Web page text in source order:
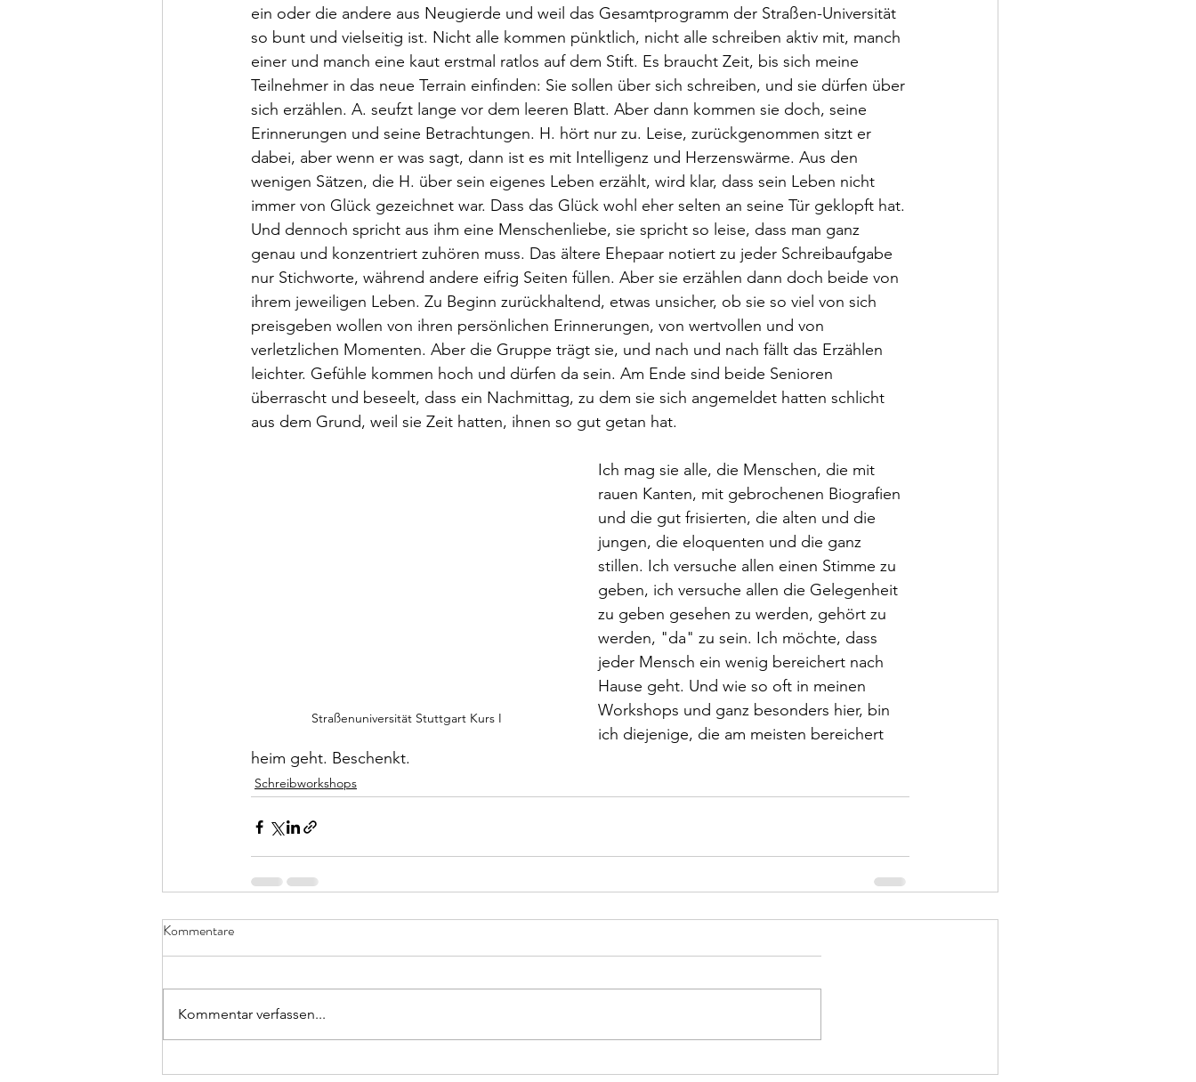
ein oder die andere aus Neugierde und weil das Gesamtprogramm der Straßen-Universität
so bunt und vielseitig ist. Nicht alle kommen pünktlich, nicht alle schreiben aktiv mit, manch
einer und manch eine kaut erstmal ratlos auf dem Stift. Es braucht Zeit, bis sich meine
Teilnehmer in das neue Terrain einfinden: Sie sollen über sich schreiben, und sie dürfen über
sich erzählen. A. seufzt lange vor dem leeren Blatt. Aber dann kommen sie doch, seine
Erinnerungen und seine Betrachtungen. H. hört nur zu. Leise, zurückgenommen sitzt er
dabei, aber wenn er was sagt, dann ist es mit Intelligenz und Herzenswärme. Aus den
wenigen Sätzen, die H. über sein eigenes Leben erzählt, wird klar, dass sein Leben nicht
immer von Glück gezeichnet war. Dass das Glück wohl eher selten an seine Tür geklopft hat.
Und dennoch spricht aus ihm eine Menschenliebe, sie spricht so leise, dass man ganz
genau und konzentriert zuhören muss. Das ältere Ehepaar notiert zu jeder Schreibaufgabe
nur Stichworte, während andere eifrig Seiten füllen. Aber sie erzählen dann doch beide von
ihrem jeweiligen Leben. Zu Beginn zurückhaltend, etwas unsicher, ob sie so viel von sich
preisgeben wollen von ihren persönlichen Erinnerungen, von wertvollen und von
verletzlichen Momenten. Aber die Gruppe trägt sie, und nach und nach fällt das Erzählen
leichter. Gefühle kommen hoch und dürfen da sein. Am Ende sind beide Senioren
überrascht und beseelt, dass ein Nachmittag, zu dem sie sich angemeldet hatten schlicht
aus dem Grund, weil sie Zeit hatten, ihnen so gut getan hat.
Straßenuniversität Stuttgart Kurs I
Ich mag sie alle, die Menschen, die mit
rauen Kanten, mit gebrochenen Biografien
und die gut frisierten, die alten und die
jungen, die eloquenten und die ganz
stillen. Ich versuche allen einen Stimme zu
geben, ich versuche allen die Gelegenheit
zu geben gesehen zu werden, gehört zu
werden, "da" zu sein. Ich möchte, dass
jeder Mensch ein wenig bereichert nach
Hause geht. Und wie so oft in meinen
Workshops und ganz besonders hier, bin
ich diejenige, die am meisten bereichert
heim geht. Beschenkt.
Schreibworkshops
Kommentare
Kommentar verfassen...